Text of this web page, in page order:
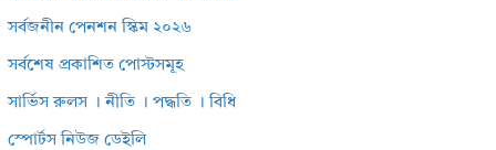
সর্বজনীন পেনশন স্কিম ২০২৬
সর্বশেষ প্রকাশিত পোস্টসমূহ
সার্ভিস রুলস । নীতি । পদ্ধতি । বিধি
স্পোর্টস নিউজ ডেইলি